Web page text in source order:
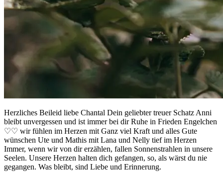
Herzliches Beileid liebe Chantal Dein geliebter treuer Schatz Anni
bleibt unvergessen und ist immer bei dir Ruhe in Frieden Engelchen
♡♡ wir fühlen im Herzen mit Ganz viel Kraft und alles Gute
wünschen Ute und Mathis mit Lana und Nelly tief im Herzen
Immer, wenn wir von dir erzählen, fallen Sonnenstrahlen in unsere
Seelen. Unsere Herzen halten dich gefangen, so, als wärst du nie
gegangen. Was bleibt, sind Liebe und Erinnerung.